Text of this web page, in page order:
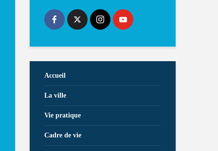
Accueil
La ville
Vie pratique
Cadre de vie